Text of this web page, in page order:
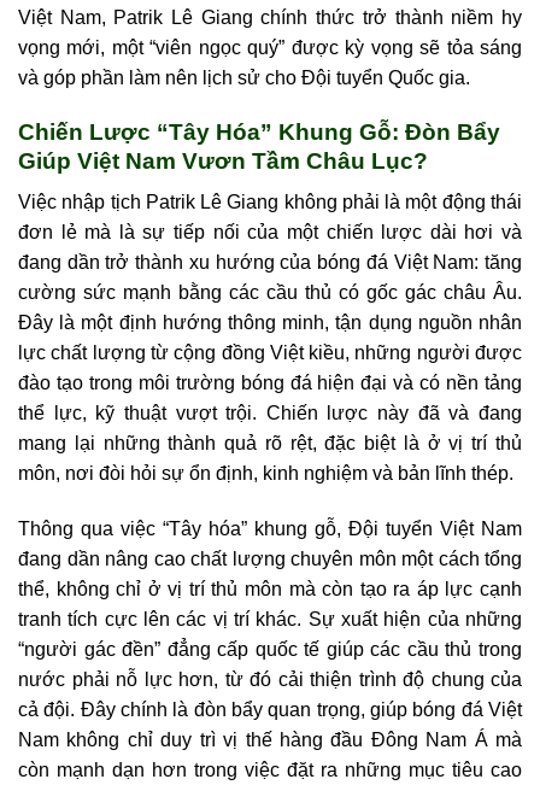
Việt Nam, Patrik Lê Giang chính thức trở thành niềm hy
vọng mới, một “viên ngọc quý” được kỳ vọng sẽ tỏa sáng
và góp phần làm nên lịch sử cho Đội tuyển Quốc gia.
Chiến Lược “Tây Hóa” Khung Gỗ: Đòn Bẩy
Giúp Việt Nam Vươn Tầm Châu Lục?
Việc nhập tịch Patrik Lê Giang không phải là một động thái
đơn lẻ mà là sự tiếp nối của một chiến lược dài hơi và
đang dần trở thành xu hướng của bóng đá Việt Nam: tăng
cường sức mạnh bằng các cầu thủ có gốc gác châu Âu.
Đây là một định hướng thông minh, tận dụng nguồn nhân
lực chất lượng từ cộng đồng Việt kiều, những người được
đào tạo trong môi trường bóng đá hiện đại và có nền tảng
thể lực, kỹ thuật vượt trội. Chiến lược này đã và đang
mang lại những thành quả rõ rệt, đặc biệt là ở vị trí thủ
môn, nơi đòi hỏi sự ổn định, kinh nghiệm và bản lĩnh thép.
Thông qua việc “Tây hóa” khung gỗ, Đội tuyển Việt Nam
đang dần nâng cao chất lượng chuyên môn một cách tổng
thể, không chỉ ở vị trí thủ môn mà còn tạo ra áp lực cạnh
tranh tích cực lên các vị trí khác. Sự xuất hiện của những
“người gác đền” đẳng cấp quốc tế giúp các cầu thủ trong
nước phải nỗ lực hơn, từ đó cải thiện trình độ chung của
cả đội. Đây chính là đòn bẩy quan trọng, giúp bóng đá Việt
Nam không chỉ duy trì vị thế hàng đầu Đông Nam Á mà
còn mạnh dạn hơn trong việc đặt ra những mục tiêu cao